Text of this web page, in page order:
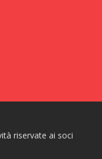
riservate ai soci